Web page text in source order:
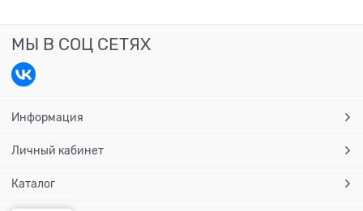
МЫ В СОЦ СЕТЯХ
Информация
Личный кабинет
Каталог